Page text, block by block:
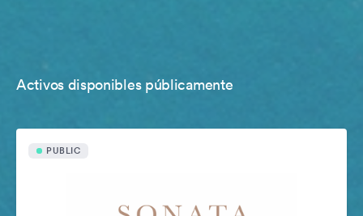
Activos disponibles públicamente
PUBLIC